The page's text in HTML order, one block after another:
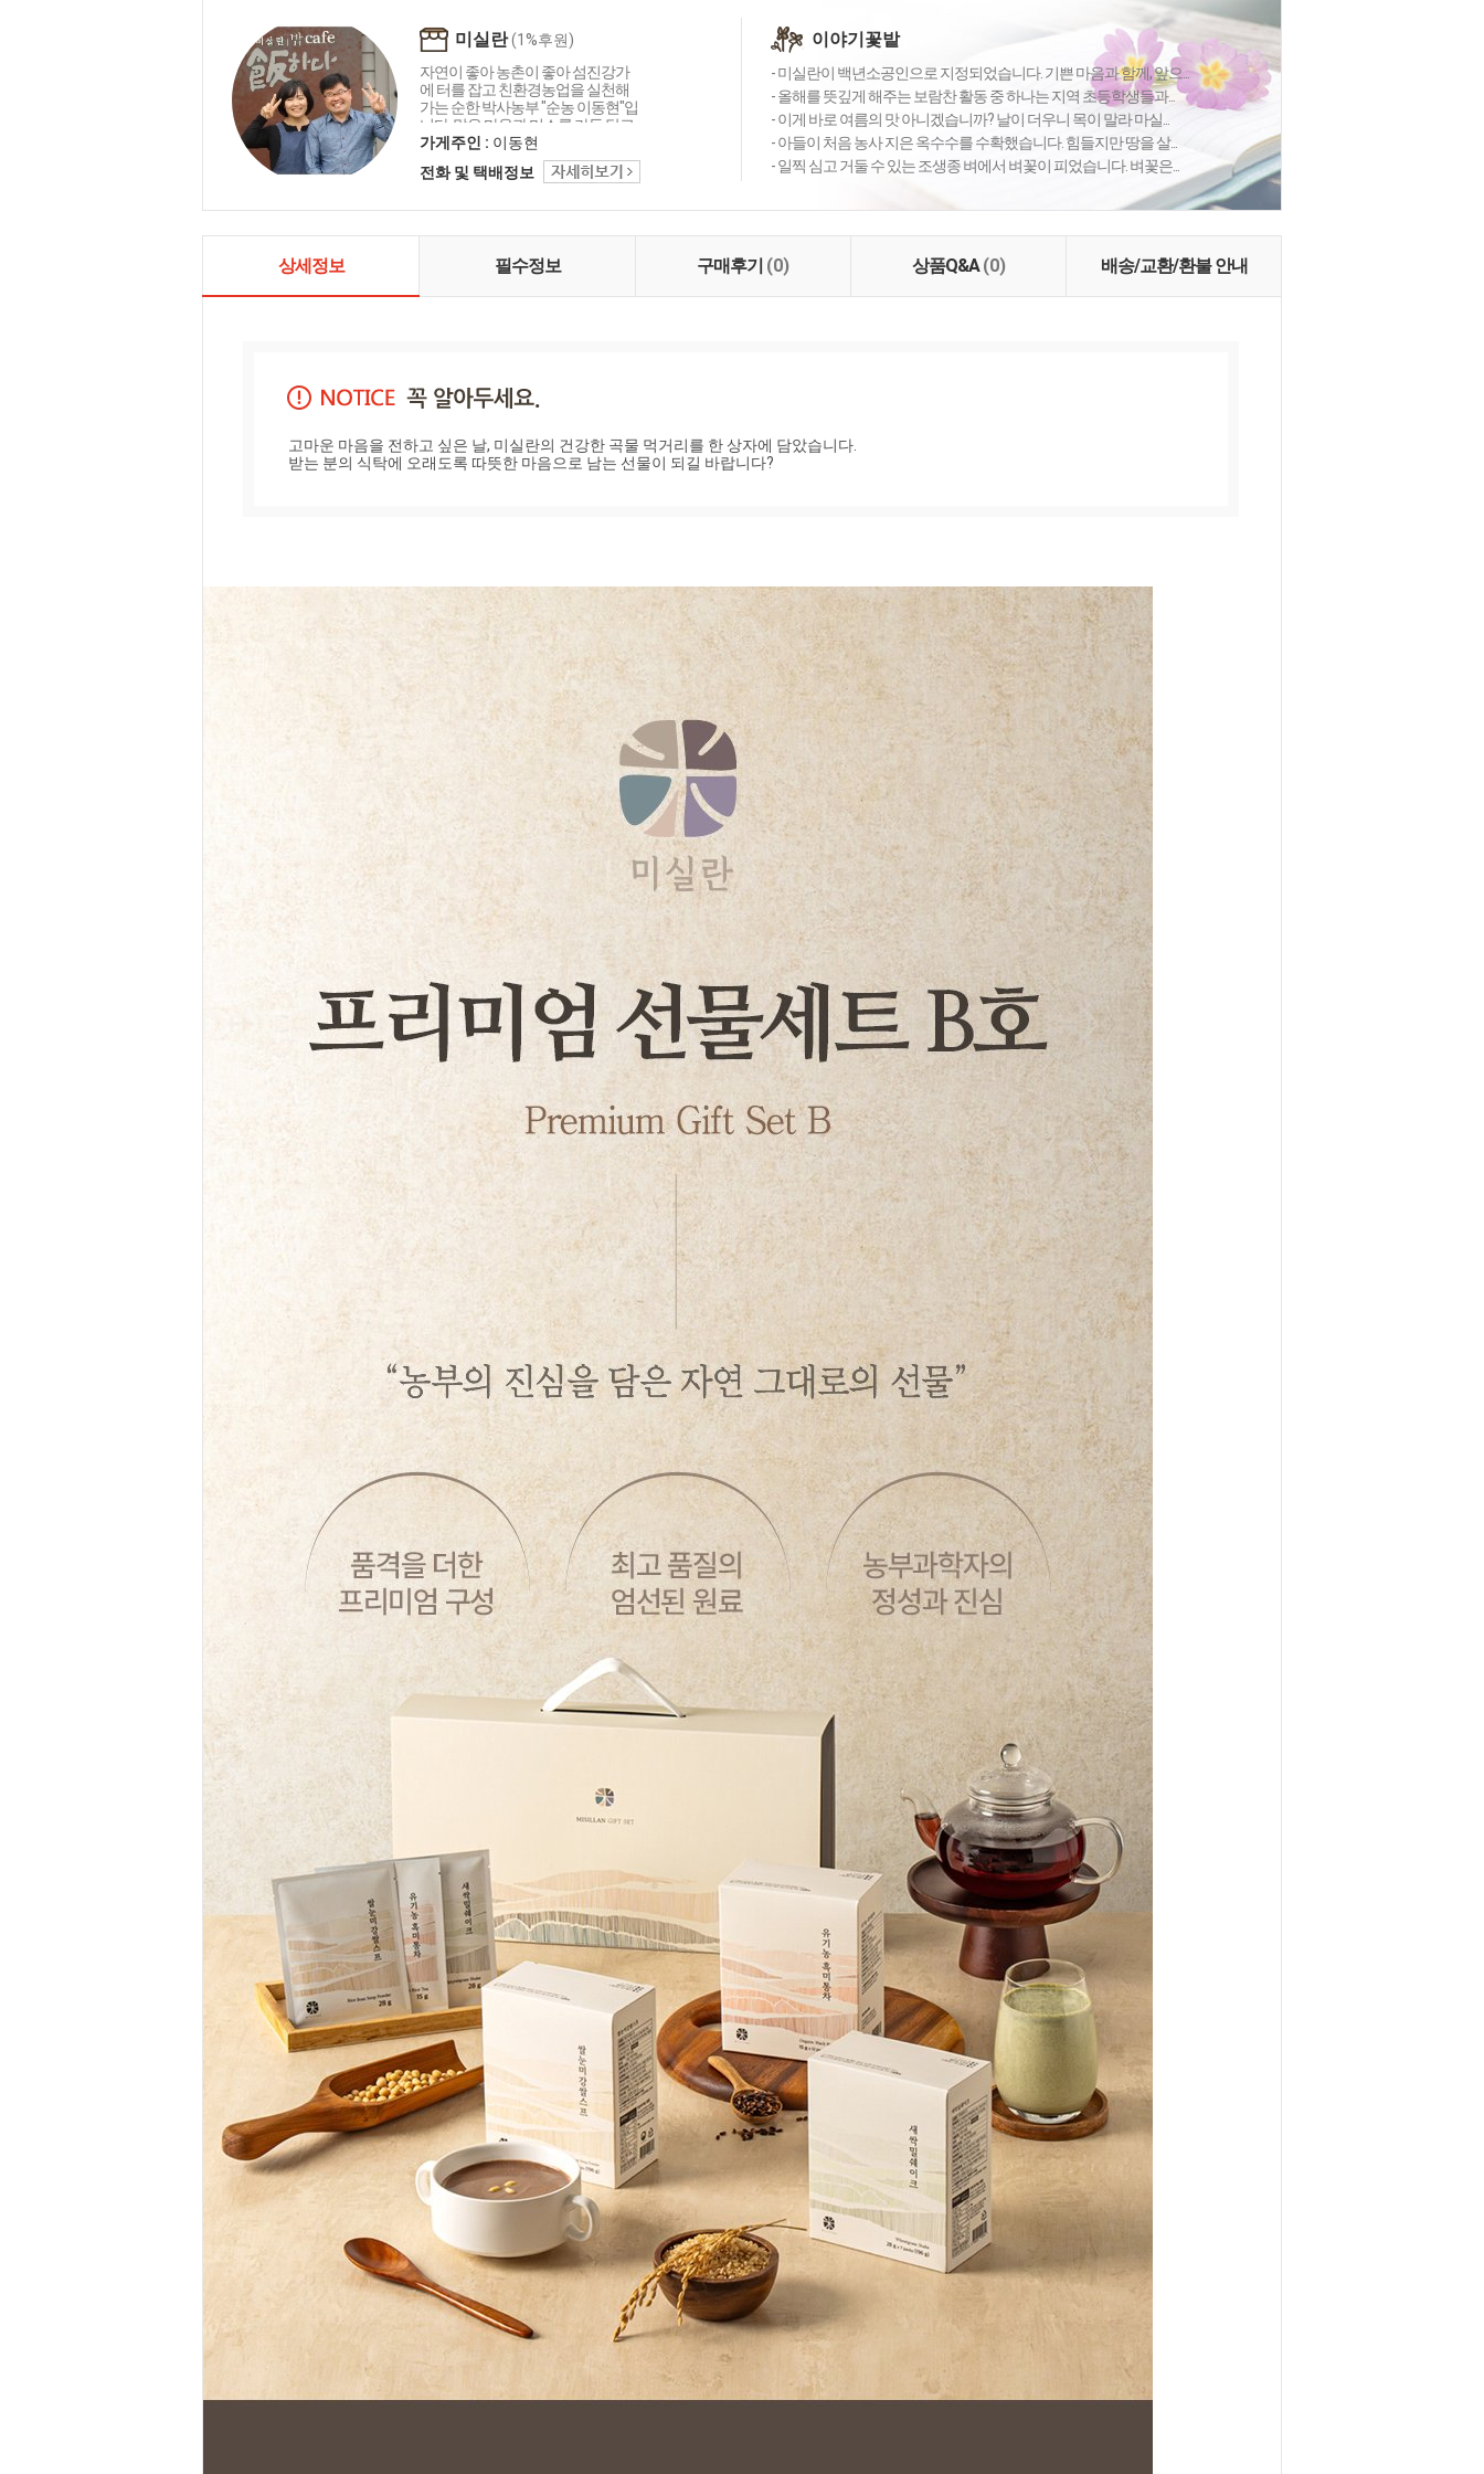
미실란(1%후원)
자연이 좋아 농촌이 좋아 섬진강가
에 터를 잡고 친환경농업을 실천해
가는 순한 박사농부 "순농 이동현"입
니다. 맑은 마음과 미소를 가득 담고
아름다운 세상을 살아가길 바라는
우리 두아들에게 좋은 먹거리와 환
경을 물려주고 싶은 농촌의 희망의
현입니다. 조금 배운 것 현장에서 또
공간을 "미실란"에서 만들어가겠습
가게주인 : 이동현
전화 및 택배정보
이야기꽃밭
- 미실란이 백년소공인으로 지정되었습니다. 기쁜 마음과 함께, 앞으...
- 올해를 뜻깊게 해주는 보람찬 활동 중 하나는 지역 초등학생들과...
- 이게 바로 여름의 맛 아니겠습니까? 날이 더우니 목이 말라 마실...
- 아들이 처음 농사 지은 옥수수를 수확했습니다. 힘들지만 땅을 살...
- 일찍 심고 거둘 수 있는 조생종 벼에서 벼꽃이 피었습니다. 벼꽃은...
상세정보 필수정보 구매후기 (0) 상품Q&A(0) 배송/교환/환불 안내
고마운 마음을 전하고 싶은 날, 미실란의 건강한 곡물 먹거리를 한 상자에 담았습니다.
받는 분의 식탁에 오래도록 따뜻한 마음으로 남는 선물이 되길 바랍니다?